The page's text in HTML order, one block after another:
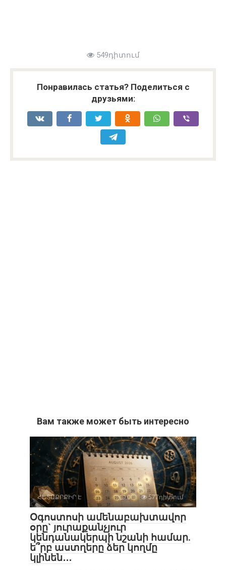
549դիտում
Понравилась статья? Поделиться с
друзьями:
Вам также может быть интересно
ՀԵՏԱՔՐՔԻՐ Է 0 577դիտում
Օգոստոսի ամենաբախտավոր
օրը` յուրաքանչյուր
կենդանակերպի նշանի համար.
ե՞րբ աստղերը ձեր կողմը
կլինեն․․․